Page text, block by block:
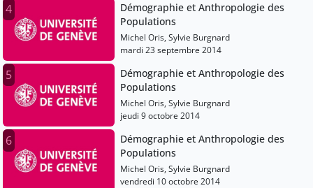
4
Démographie et Anthropologie des
Populations
Michel Oris, Sylvie Burgnard
mardi 23 septembre 2014
5
Démographie et Anthropologie des
Populations
Michel Oris, Sylvie Burgnard
jeudi 9 octobre 2014
6
Démographie et Anthropologie des
Populations
Michel Oris, Sylvie Burgnard
vendredi 10 octobre 2014